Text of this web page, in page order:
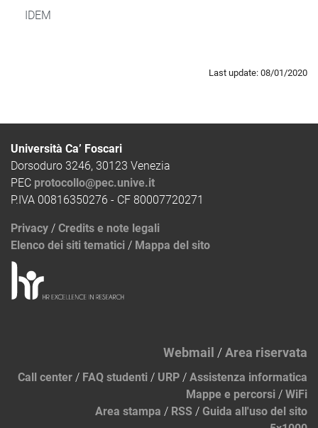
IDEM
Last update: 08/01/2020
Università Ca’ Foscari
Dorsoduro 3246, 30123 Venezia
PEC protocollo@pec.unive.it
P.IVA 00816350276 - CF 80007720271
Privacy / Credits e note legali
Elenco dei siti tematici / Mappa del sito
Webmail /Area riservata
Call center / FAQ studenti / URP / Assistenza informatica
Mappe e percorsi / WiFi
Area stampa / RSS / Guida all'uso del sito